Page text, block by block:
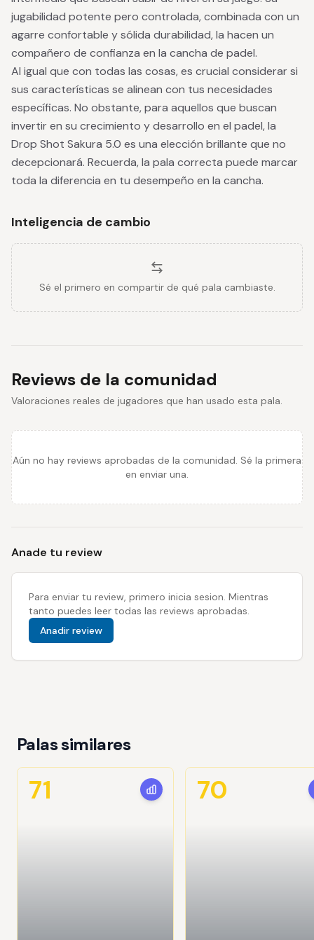
jugabilidad potente pero controlada, combinada con un
agarre confortable y sólida durabilidad, la hacen un
compañero de confianza en la cancha de padel.
Al igual que con todas las cosas, es crucial considerar si
sus características se alinean con tus necesidades
específicas. No obstante, para aquellos que buscan
invertir en su crecimiento y desarrollo en el padel, la
Drop Shot Sakura 5.0 es una elección brillante que no
decepcionará. Recuerda, la pala correcta puede marcar
toda la diferencia en tu desempeño en la cancha.
Inteligencia de cambio
Sé el primero en compartir de qué pala cambiaste.
Reviews de la comunidad
Valoraciones reales de jugadores que han usado esta pala.
Aún no hay reviews aprobadas de la comunidad. Sé la primera
en enviar una.
Anade tu review
Para enviar tu review, primero inicia sesion. Mientras
tanto puedes leer todas las reviews aprobadas.
Anadir review
Palas similares
71 70